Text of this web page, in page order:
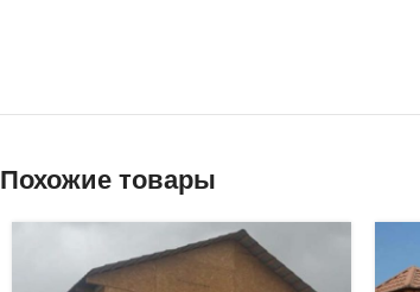
Похожие товары